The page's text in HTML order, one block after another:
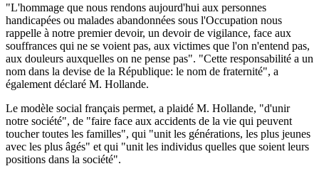
"L'hommage que nous rendons aujourd'hui aux personnes
handicapées ou malades abandonnées sous l'Occupation nous
rappelle à notre premier devoir, un devoir de vigilance, face aux
souffrances qui ne se voient pas, aux victimes que l'on n'entend pas,
aux douleurs auxquelles on ne pense pas". "Cette responsabilité a un
nom dans la devise de la République: le nom de fraternité", a
également déclaré M. Hollande.
Le modèle social français permet, a plaidé M. Hollande, "d'unir
notre société", de "faire face aux accidents de la vie qui peuvent
toucher toutes les familles", qui "unit les générations, les plus jeunes
avec les plus âgés" et qui "unit les individus quelles que soient leurs
positions dans la société".